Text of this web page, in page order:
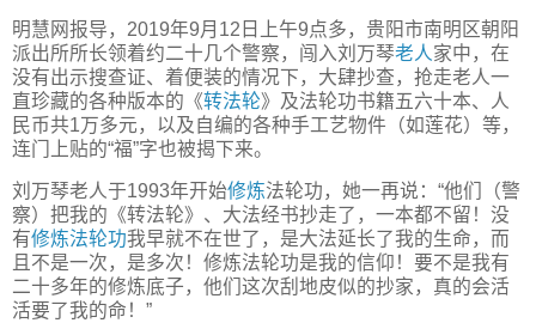
明慧网报导，2019年9月12日上午9点多，贵阳市南明区朝阳
派出所所长领着约二十几个警察，闯入刘万琴老人家中，在
没有出示搜查证、着便装的情况下，大肆抄查，抢走老人一
直珍藏的各种版本的《转法轮》及法轮功书籍五六十本、人
民币共1万多元，以及自编的各种手工艺物件（如莲花）等，
连门上贴的“福”字也被揭下来。
刘万琴老人于1993年开始修炼法轮功，她一再说：“他们（警
察）把我的《转法轮》、大法经书抄走了，一本都不留！没
有修炼法轮功我早就不在世了，是大法延长了我的生命，而
且不是一次，是多次！修炼法轮功是我的信仰！要不是我有
二十多年的修炼底子，他们这次刮地皮似的抄家，真的会活
活要了我的命！”